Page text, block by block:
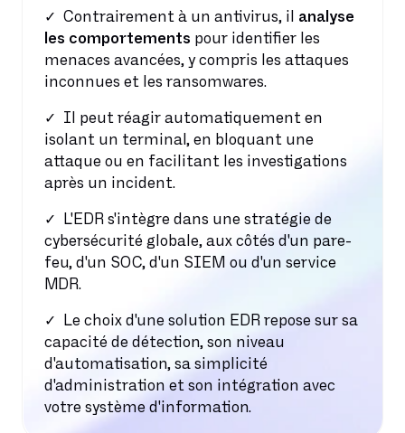
Contrairement à un antivirus, il analyse
les comportements pour identifier les
menaces avancées, y compris les attaques
inconnues et les ransomwares.
Il peut réagir automatiquement en
isolant un terminal, en bloquant une
attaque ou en facilitant les investigations
après un incident.
L'EDR s'intègre dans une stratégie de
cybersécurité globale, aux côtés d'un pare-
feu, d'un SOC, d'un SIEM ou d'un service
MDR.
Le choix d'une solution EDR repose sur sa
capacité de détection, son niveau
d'automatisation, sa simplicité
d'administration et son intégration avec
votre système d'information.